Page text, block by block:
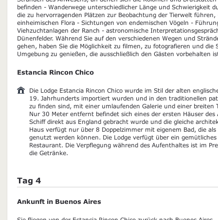
befinden - Wanderwege unterschiedlicher Länge und Schwierigkeit
die zu hervorragenden Plätzen zur Beobachtung der Tierwelt
einheimischen Flora - Sichtungen von endemischen Vögeln -
Viehzuchtanlagen der Ranch - astronomische
Dünenfelder. Während Sie auf den verschiedenen Wegen und
gehen, haben Sie die Möglichkeit zu filmen, zu fotografieren und
Umgebung zu genießen, die ausschließlich den Gästen vorbehalten
Estancia Rincon Chico
Die Lodge Estancia Rincon Chico wurde im Stil der alten
19. Jahrhunderts importiert wurden und in den traditionellen
zu finden sind, mit einer umlaufenden Galerie und einer breiten
Nur 30 Meter entfernt befindet sich eines der ersten Häuser
Schiff direkt aus England gebracht wurde und die gleiche
Haus verfügt nur über 8 Doppelzimmer mit eigenem Bad, die
genutzt werden können. Die Lodge verfügt über ein
Restaurant. Die Verpflegung während des Aufenthaltes ist im
die Getränke.
Tag 4
Ankunft in Buenos Aires